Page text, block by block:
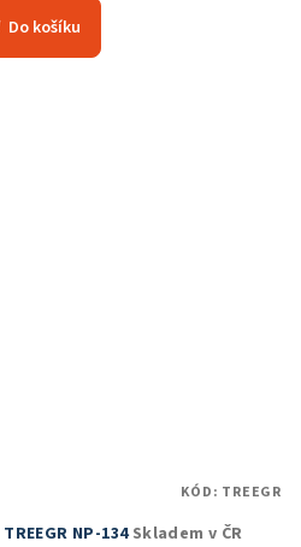
Do košíku
NP-134Skladem v ČR
KÓD: TREEGR